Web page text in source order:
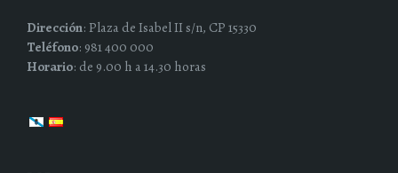
Dirección: Plaza de Isabel II s/n, CP 15330
Teléfono: 981 400 000
Horario: de 9.00 h a 14.30 horas